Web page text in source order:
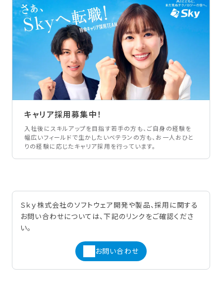
キャリア採用募集中！
入社後にスキルアップを目指す若手の方も、ご自身の経験を
幅広いフィールドで生かしたいベテランの方も、お一人おひと
りの経験に応じたキャリア採用を行っています。
Ｓｋｙ株式会社のソフトウェア開発や製品、採用に関する
お問い合わせについては、下記のリンクをご確認くださ
い。
お問い合わせ